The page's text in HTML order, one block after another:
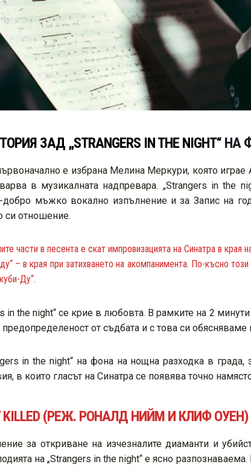
ЗАД „STRANGERS IN THE NIGHT“ НА
е избрана Мелина Меркури, която
в музикалната надпревара. „Strangers in the
добро мъжко вокално изпълнение и за Запис на
си отношение.
части в песента е скат импровизацията на Синатра в
– в края при затихването на акомпанимента. По-късно
Ду“.
in the night“ се крие в любовта. В рамките на 2
от съдбата и с това си обясняваме
in the night“ на фона на нощна разходка в
в които гласът на Синатра се появява точно
KILLED (РЕЖ. РОНАЛД НИЙМ И КЛИФ ОУЕН)
за откриване на изчезналите диаманти и
на „Strangers in the night“ e ясно